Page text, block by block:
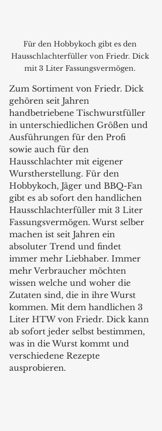
Für den Hobbykoch gibt es den
Hausschlachterfüller von Friedr. Dick
mit 3 Liter Fassungsvermögen.
Zum Sortiment von Friedr. Dick
gehören seit Jahren
handbetriebene Tischwurstfüller
in unterschiedlichen Größen und
Ausführungen für den Profi
sowie auch für den
Hausschlachter mit eigener
Wurstherstellung. Für den
Hobbykoch, Jäger und BBQ-Fan
gibt es ab sofort den handlichen
Hausschlachterfüller mit 3 Liter
Fassungsvermögen. Wurst selber
machen ist seit Jahren ein
absoluter Trend und findet
immer mehr Liebhaber. Immer
mehr Verbraucher möchten
wissen welche und woher die
Zutaten sind, die in ihre Wurst
kommen. Mit dem handlichen 3
Liter HTW von Friedr. Dick kann
ab sofort jeder selbst bestimmen,
was in die Wurst kommt und
verschiedene Rezepte
ausprobieren.